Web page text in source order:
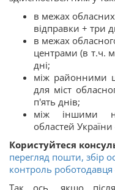
в межах
відправки + три
в межах
центрами (в т.ч.
дні;
між районними
для міст
п'ять днів;
між іншими
областей
Користуйтеся
перегляд пошти, збір
контроль
Так ось, якщо